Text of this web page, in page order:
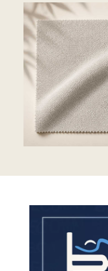
τα
Αθήνα έως
στον
χρέωση
ο πελάτης
στο
έως και
στην
κόστος
💳
ΧΡΗΜΑΤΩΝ